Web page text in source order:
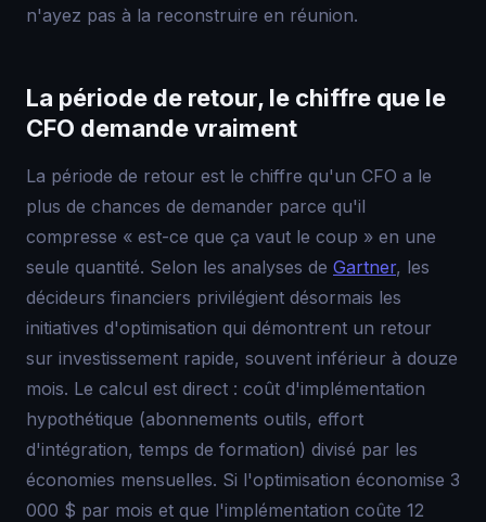
n'ayez pas à la reconstruire en réunion.
La période de retour, le chiffre que le
CFO demande vraiment
La période de retour est le chiffre qu'un CFO a le
plus de chances de demander parce qu'il
compresse « est-ce que ça vaut le coup » en une
seule quantité. Selon les analyses de Gartner, les
décideurs financiers privilégient désormais les
initiatives d'optimisation qui démontrent un retour
sur investissement rapide, souvent inférieur à douze
mois. Le calcul est direct : coût d'implémentation
hypothétique (abonnements outils, effort
d'intégration, temps de formation) divisé par les
économies mensuelles. Si l'optimisation économise 3
000 $ par mois et que l'implémentation coûte 12